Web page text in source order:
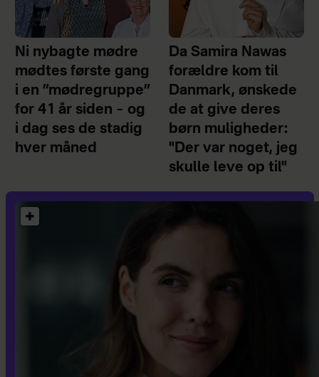
Ni nybagte mødre
mødtes første gang
i en ”mødregruppe”
for 41 år siden – og
i dag ses de stadig
hver måned
Da Samira Nawas
forældre kom til
Danmark, ønskede
de at give deres
børn muligheder:
"Der var noget, jeg
skulle leve op til"